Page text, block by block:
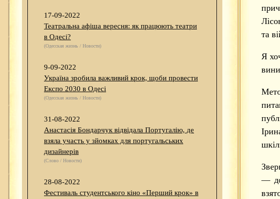
17-09-2022
Театральна афіша вересня: як працюють театри
в Одесі?
(Одесская жизнь / Новости)
9-09-2022
Україна зробила важливий крок, щоби провести
Експо 2030 в Одесі
(Одесская жизнь / Новости)
31-08-2022
Анастасія Бондарчук відвідала Португалію, де
взяла участь у зйомках для португальських
дизайнерів
(Слово / Новости)
28-08-2022
Фестиваль студентського кіно «Перший крок» в
та
Я
— до